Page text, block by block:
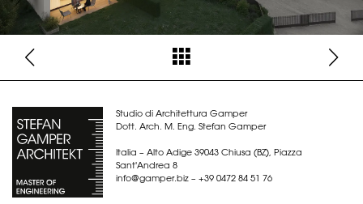
Studio di Architettura Gamper
Dott. Arch. M. Eng. Stefan Gamper
Italia – Alto Adige 39043 Chiusa (BZ), Piazza
Sant'Andrea 8
info@gamper.biz – +39 0472 84 51 76